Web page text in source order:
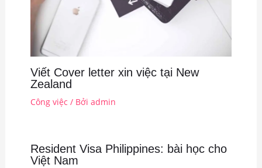
Viết Cover letter xin việc tại New
Zealand
Công việc / Bởi admin
Resident Visa Philippines: bài học cho
Việt Nam